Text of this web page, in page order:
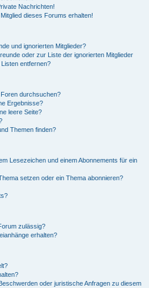
Nachrichten!
dieses Forums erhalten!
und ignorierten Mitglieder?
oder zur Liste der ignorierten Mitglieder
entfernen?
durchsuchen?
Ergebnisse?
leere Seite?
Themen finden?
Lesezeichen und einem Abonnements für ein
setzen oder ein Thema abonnieren?
zulässig?
erhalten?
oder juristische Anfragen zu diesem